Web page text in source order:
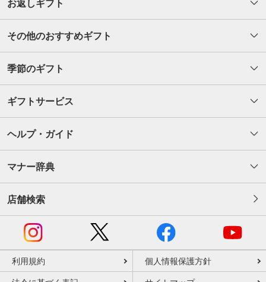
お返しギフト
その他のおすすめギフト
季節のギフト
ギフトサービス
ヘルプ・ガイド
マナー辞典
店舗検索
利用規約 個人情報保護方針